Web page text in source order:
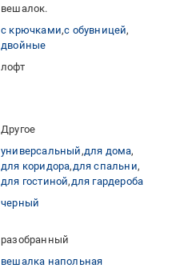
вешалок.
с крючками с обувницей
двойные
лофт
Другое
универсальный для дома
для коридора для спальни
для гостиной для гардероба
черный
разобранный
вешалка напольная